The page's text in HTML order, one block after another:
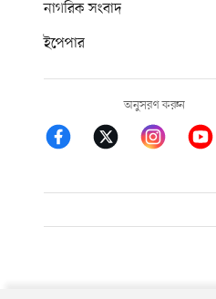
নাগরিক সংবাদ
ইপেপার
অনুসরণ করুন